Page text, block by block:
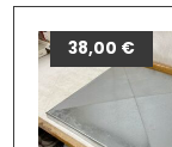
38,00 €